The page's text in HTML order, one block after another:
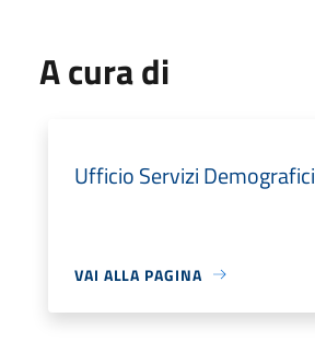
A cura di
Ufficio Servizi Demografici
VAI ALLA PAGINA